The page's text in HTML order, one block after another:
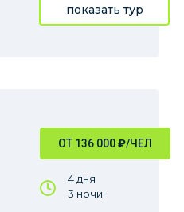
показать тур
ОТ 136 000₽/ЧЕЛ
4 дня
3 ночи